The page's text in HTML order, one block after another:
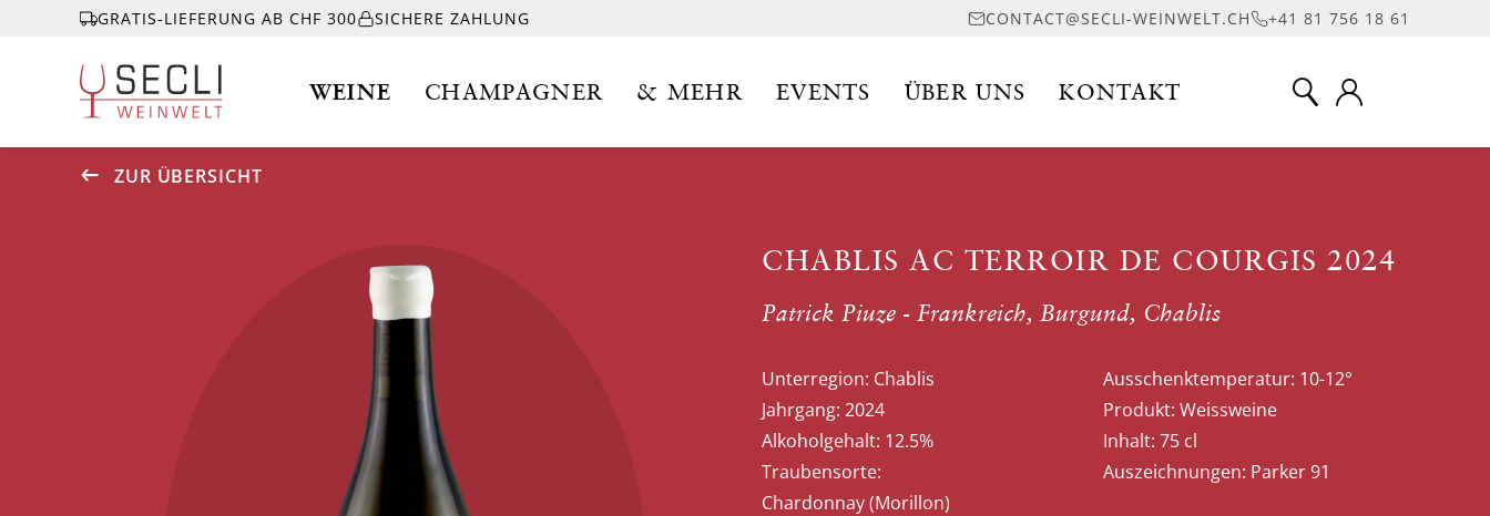
GRATIS-LIEFERUNG AB CHF 300 SICHERE ZAHLUNG CONTACT@SECLI-WEINWELT.CH +41 81 756 18 61
WEINE CHAMPAGNER & MEHR EVENTS ÜBER UNS KONTAKT
ZUR ÜBERSICHT
CHABLIS AC TERROIR DE COURGIS 2024
Patrick Piuze - Frankreich, Burgund, Chablis
Unterregion: Chablis
Jahrgang: 2024
Alkoholgehalt: 12.5%
Traubensorte:
Chardonnay (Morillon)
Ausschenktemperatur: 10-12°
Produkt: Weissweine
Inhalt: 75 cl
Auszeichnungen: Parker 91